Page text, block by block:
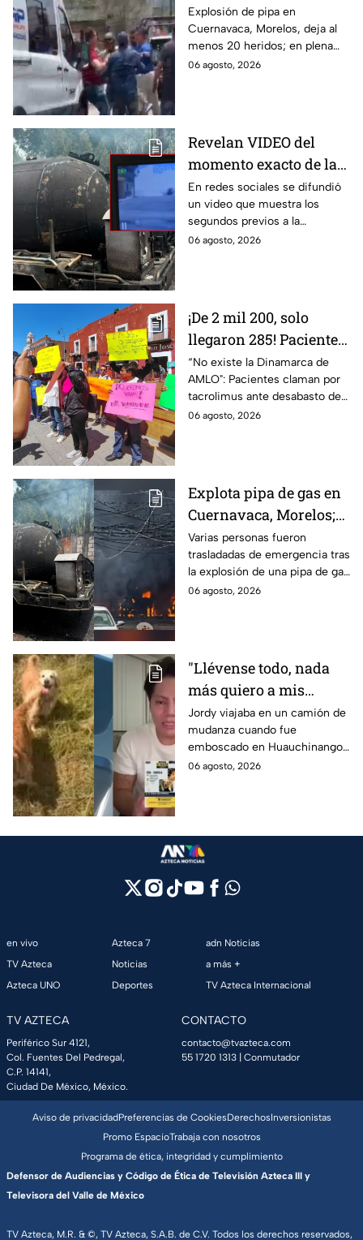
desesperación y el
llanto de un niño;
adultos desatan pelea
tras explosión de pipa
Explosión de pipa en
Cuernavaca, Morelos, deja al
menos 20 heridos; en plena
emergencia, dos hombres
06 agosto, 2026
Revelan VIDEO del
momento exacto de la
explosión de pipa de
gas en Cuernavaca,
Morelos
En redes sociales se difundió
un video que muestra los
segundos previos a la
explosión de una pipa de gas
06 agosto, 2026
¡De 2 mil 200, solo
llegaron 285! Pacientes
claman por
medicamentos ante
desabasto en IMSS
Puebla
“No existe la Dinamarca de
AMLO": Pacientes claman por
tacrolimus ante desabasto de
medicamentos en hospital del
06 agosto, 2026
Explota pipa de gas en
Cuernavaca, Morelos;
se reportan más de 20
personas con
quemaduras
Varias personas fueron
trasladadas de emergencia tras
la explosión de una pipa de gas
cerca de la colonia Las
06 agosto, 2026
"Llévense todo, nada
más quiero a mis
perritas": Asaltan a un
joven, vacían sus
cuentas y le roban a sus
mascotas en
Jordy viajaba en un camión de
mudanza cuando fue
emboscado en Huauchinango,
Puebla, Además de quitarle
06 agosto, 2026
en vivo
TV Azteca
Azteca UNO
Azteca 7
Noticias
Deportes
adn Noticias
a más +
TV Azteca Internacional
TV AZTECA
Periférico Sur 4121,
Col. Fuentes Del Pedregal,
C.P. 14141,
Ciudad De México, México.
CONTACTO
contacto@tvazteca.com
55 1720 1313 | Conmutador
TV Azteca, M.R. & ©, TV Azteca, S.A.B. de C.V. Todos los derechos reservados,
Aviso de privacidadPreferencias de CookiesDerechosInversionistas
Promo EspacioTrabaja con nosotros
Programa de ética, integridad y cumplimiento
Defensor de Audiencias y Código de Ética de Televisión Azteca III y
Televisora del Valle de México